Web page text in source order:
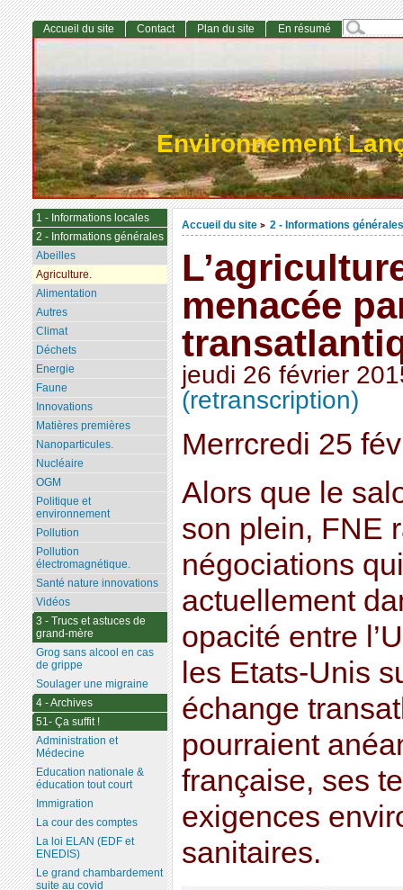
Environnement
Accueil du site > 2 - Informations générales
menacée
jeudi 26 février
(retranscription)
Merrcredi 25
Alors que le
son plein, FNE
négociations
actuellement
opacité entre
les Etats-Unis
échange
pourraient
française, ses
exigences
sanitaires.
Accueil du site Contact Plan du site En résumé
1 - Informations locales
2 - Informations générales
Abeilles
Agriculture.
Alimentation
Autres
Climat
Déchets
Energie
Faune
Innovations
Matières premières
Nanoparticules.
Nucléaire
OGM
Politique et
environnement
Pollution
Pollution
électromagnétique.
Santé nature innovations
Vidéos
3 - Trucs et astuces de
grand-mère
Grog sans alcool en cas
de grippe
Soulager une migraine
4 - Archives
51- Ça suffit !
Administration et
Médecine
Education nationale &
éducation tout court
Immigration
La cour des comptes
La loi ELAN (EDF et
ENEDIS)
Le grand chambardement
suite au covid